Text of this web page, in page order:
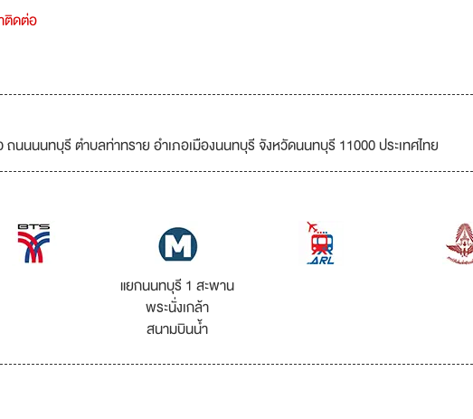
ติดต่อ
นนนนทบุรี ตำบลท่าทราย อำเภอเมืองนนทบุรี จังหวัดนนทบุรี 11000 ประเทศไทย
แยกนนทบุรี 1 สะพาน
พระนั่งเกล้า
สนามบินน้ำ